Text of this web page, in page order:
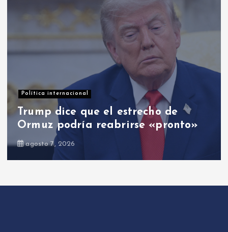
Opinión
El PRM: entre cambios y el cambio
agosto 8, 2026